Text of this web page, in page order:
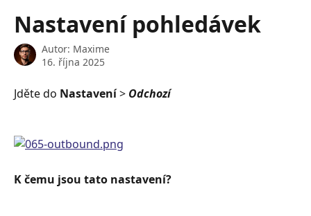
Nastavení pohledávek
Autor: Maxime
16. října 2025
Jděte do Nastavení > Odchozí
K čemu jsou tato nastavení?